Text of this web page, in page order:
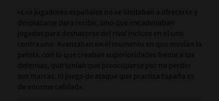
«Los jugadores españoles no se limitaban a ofrecerse y
desplazarse para recibir, sino que encadenaban
jugadas para deshacerse del rival incluso en el uno
contra uno. Avanzaban en el momento en que movían la
pelota, con lo que creaban superioridades frente a los
defensas, que tenían que preocuparse por no perder
sus marcas. El juego de ataque que practica España es
de enorme calidad».